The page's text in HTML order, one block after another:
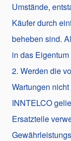
Umstände,
Käufer durch
beheben sind.
in das
2. Werden die
Wartungen
INNTELCO
Ersatzteile